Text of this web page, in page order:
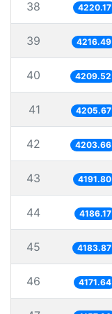
38 4220.17
39 4216.49
40 4209.52
41 4205.67
42 4203.66
43 4191.80
44 4186.17
45 4183.87
46 4171.64